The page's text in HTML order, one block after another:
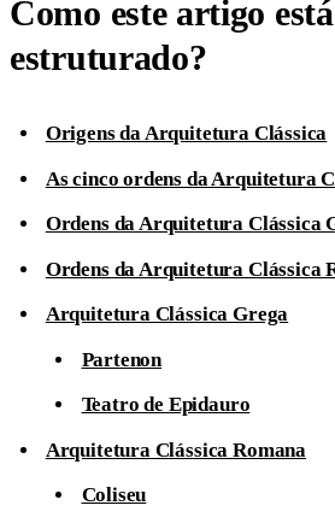
Como este artigo está
estruturado?
Origens da Arquitetura Clássica
As cinco ordens da Arquitetura
Ordens da Arquitetura Clássica
Ordens da Arquitetura Clássica
Arquitetura Clássica Grega
Partenon
Teatro de Epidauro
Arquitetura Clássica Romana
Coliseu